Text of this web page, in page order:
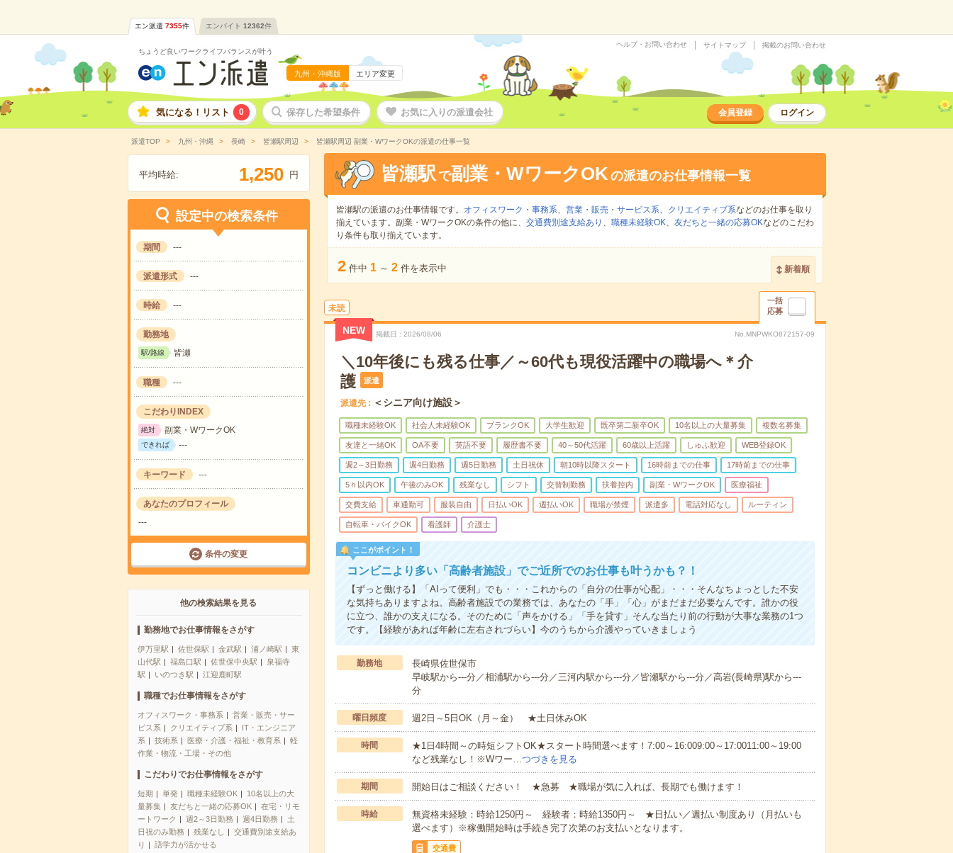
エン派遣 7355件 エンバイト 12362件
ちょうど良いワークライフバランスが叶う
九州・沖縄版 エリア変更
ヘルプ・お問い合わせ サイトマップ 掲載のお問い合わせ
気になる！リスト 0 保存した希望条件 お気に入りの派遣会社 会員登録 ログイン
派遣TOP 九州・沖縄 長崎 皆瀬駅周辺 皆瀬駅周辺 副業・WワークOKの派遣の仕事一覧
平均時給: 1,250 円
設定中の検索条件
期間 ---
派遣形式 ---
時給 ---
勤務地
駅/路線 皆瀬
職種 ---
こだわりINDEX
絶対 副業・WワークOK
できれば ---
キーワード ---
あなたのプロフィール
---
条件の変更
他の検索結果を見る
勤務地でお仕事情報をさがす
伊万里駅 佐世保駅 金武駅 浦ノ崎駅
東
山代駅
福島口駅 佐世保中央駅
泉福寺
駅
いのつき駅 江迎鹿町駅
職種でお仕事情報をさがす
オフィスワーク・事務系
営業・販売・サー
ビス系
クリエイティブ系
IT・エンジニア
系
技術系 医療・介護・福祉・教育系
軽
作業・物流・工場・その他
こだわりでお仕事情報をさがす
短期 単発 職種未経験OK
10名以上の大
量募集
友だちと一緒の応募OK
在宅・リモ
ートワーク
週2～3日勤務 週4日勤務
土
日祝のみ勤務
残業なし
交通費別途支給あ
り
語学力が活かせる
皆瀬駅 で副業・WワークOKの派遣のお仕事情報一覧
皆瀬駅の派遣のお仕事情報です。 オフィスワーク・事務系、 営業・販売・サービス系、 クリエイティブ系などのお仕事を取り
揃えています。副業・WワークOKの条件の他に、 交通費別途支給あり 、 職種未経験OK、 友だちと一緒の応募OKなどのこだわ
り条件も取り揃えています。
2 件中 1 ～ 2 件を表示中 新着順
未読
一括
応募
NEW 掲載日 2026/08/06 No.MNPWKO872157-09
＼10年後にも残る仕事／～60代も現役活躍中の職場へ＊介
護
派遣
派遣先 ＜シニア向け施設＞
職種未経験OK 社会人未経験OK ブランクOK 大学生歓迎 既卒第二新卒OK 10名以上の大量募集 複数名募集
友達と一緒OK OA不要 英語不要 履歴書不要 40～50代活躍 60歳以上活躍 しゅふ歓迎 WEB登録OK
週2～3日勤務 週4日勤務 週5日勤務 土日祝休 朝10時以降スタート 16時前までの仕事 17時前までの仕事
5ｈ以内OK 午後のみOK 残業なし シフト 交替制勤務 扶養控内 副業・WワークOK 医療福祉
交費支給 車通勤可 服装自由 日払いOK 週払いOK 職場が禁煙 派遣多 電話対応なし ルーティン
自転車・バイクOK 看護師 介護士
ここがポイント！
コンビニより多い「高齢者施設」でご近所でのお仕事も叶うかも？！
【ずっと働ける】「AIって便利」でも・・・これからの「自分の仕事が心配」・・・そんなちょっとした不安
な気持ちありますよね。高齢者施設での業務では、あなたの「手」「心」がまだまだ必要なんです。誰かの役
に立つ、誰かの支えになる。そのために「声をかける」「手を貸す」そんな当たり前の行動が大事な業務の1つ
です。【経験があれば年齢に左右されづらい】今のうちから介護やっていきましょう
勤務地
長崎県佐世保市
早岐駅から---分／相浦駅から---分／三河内駅から---分／皆瀬駅から---分／高岩(長崎県)駅から---
分
曜日頻度 週2日～5日OK（月～金） ★土日休みOK
時間
★1日4時間～の時短シフトOK★スタート時間選べます！7:00～16:009:00～17:0011:00～19:00
など残業なし！※Wワー…つづきを見る
期間 開始日はご相談ください！ ★急募 ★職場が気に入れば、長期でも働けます！
時給
無資格未経験：時給1250円～ 経験者：時給1350円～ ★日払い／週払い制度あり（月払いも
選べます）※稼働開始時は手続き完了次第のお支払いとなります。
交通費